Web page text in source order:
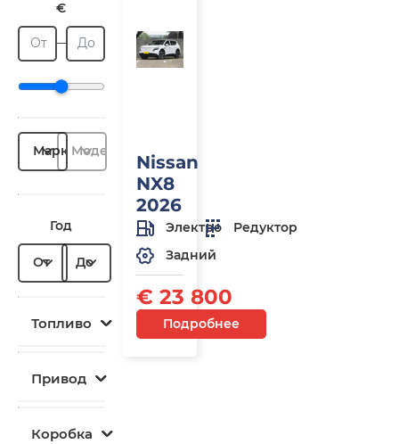
€
От До
МаркаМодель
Год
От До
Топливо
Привод
Коробка
Nissan
NX8
2026
Электро
Редуктор
Задний
€ 23 800
Подробнее